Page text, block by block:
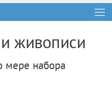
живописи
мере набора